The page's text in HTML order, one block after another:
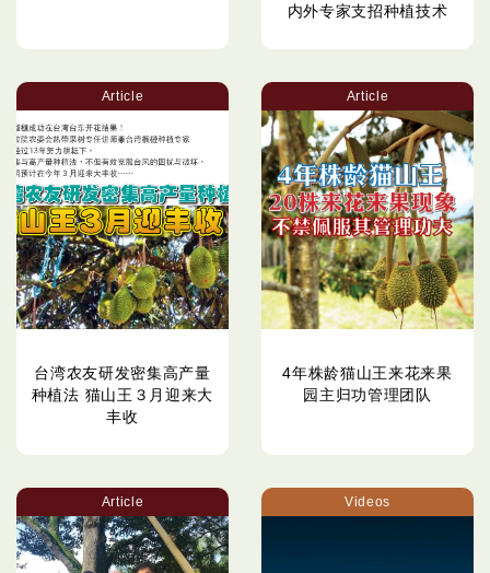
内外专家支招种植技术
Article
台湾农友研发密集高产量
种植法 猫山王３月迎来大
丰收
Article
4年株龄猫山王来花来果
园主归功管理团队
Article Videos